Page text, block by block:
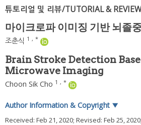
튜토리얼 및 리뷰/TUTORIAL & REVIEW
마이크로파 이미징 기반 뇌졸
조춘식 1 , *
Brain Stroke Detection
Microwave Imaging
Choon Sik Cho 1 , *
Author Information & Copyright ▼
Received: Feb 21, 2020; Revised: Feb 25, 2020